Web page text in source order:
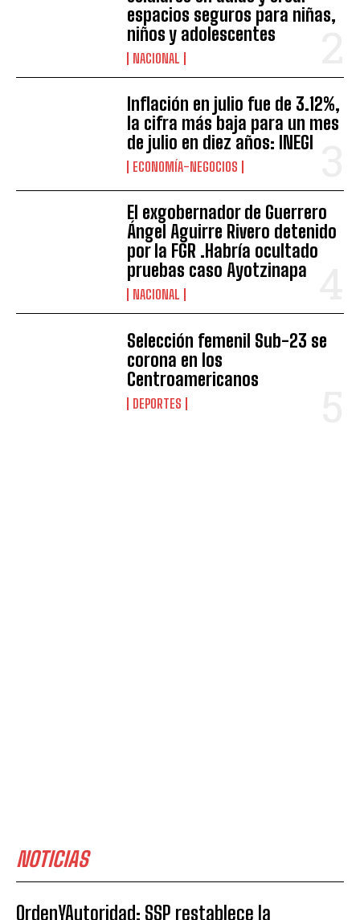
espacios seguros para niñas,
niños y adolescentes
NACIONAL
Inflación en julio fue de 3.12%,
la cifra más baja para un mes
de julio en diez años: INEGI
ECONOMÍA-NEGOCIOS
El exgobernador de Guerrero
Ángel Aguirre Rivero detenido
por la FGR .Habría ocultado
pruebas caso Ayotzinapa
NACIONAL
Selección femenil Sub-23 se
corona en los
Centroamericanos
DEPORTES
NOTICIAS
OrdenYAutoridad: SSP restablece la